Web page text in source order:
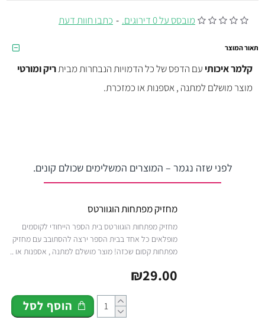
מובסס על 0 דירוגים. - כתבו חוות דעת
לפני שזה נגמר – המוצרים המשלימים שכולם קונים.
מחזיק מפתחות הוגוורטס
מחזיק מפתחות הוגוורטס בית הספר הייחודי לקוסמים
מופלאים כל אחד בבית הספר ירצה להסתובב עם מחזיק
מפתחות קסום שכזה! מוצר מושלם למתנה , אספנות או ..
₪29.00
הוסף לסל
תאור המוצר
קלמראיכותי עם הדפס שלכל הדמויות הנבחרותמביתריק ומורטי
מוצר מושלם למתנה , אספנות או כמזכרת.